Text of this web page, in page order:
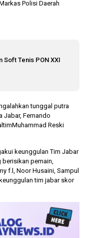
Polisi Daerah
Soft Tenis PON XXI
tunggal putra
Jabar, Fernando
Reski
keunggulan Tim Jabar
berisikan pemain,
f.l, Noor Husaini, Sampul
tim jabar skor